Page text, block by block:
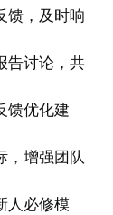
馈，及时响
告讨论，共
馈优化建
，增强团队
人必修模